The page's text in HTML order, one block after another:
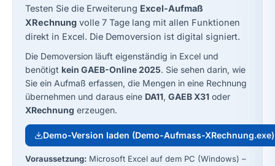
Testen Sie die Erweiterung Excel-Aufmaß
XRechnung volle 7 Tage lang mit allen Funktionen
direkt in Excel. Die Demoversion ist digital signiert.
Die Demoversion läuft eigenständig in Excel und
benötigt kein GAEB-Online 2025. Sie sehen darin, wie
Sie ein Aufmaß erfassen, die Mengen in eine Rechnung
übernehmen und daraus eine DA11, GAEB X31 oder
XRechnung erzeugen.
Demo-Version laden (Demo-Aufmass-XRechnung.exe)
Voraussetzung: Microsoft Excel auf dem PC (Windows) –